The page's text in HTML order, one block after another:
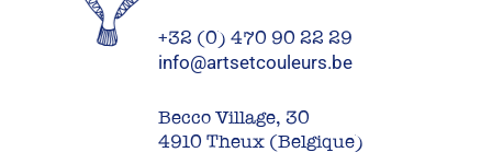
+32 (0) 470 90 22 29
info@artsetcouleurs.be
Becco Village, 30
4910 Theux (Belgique)